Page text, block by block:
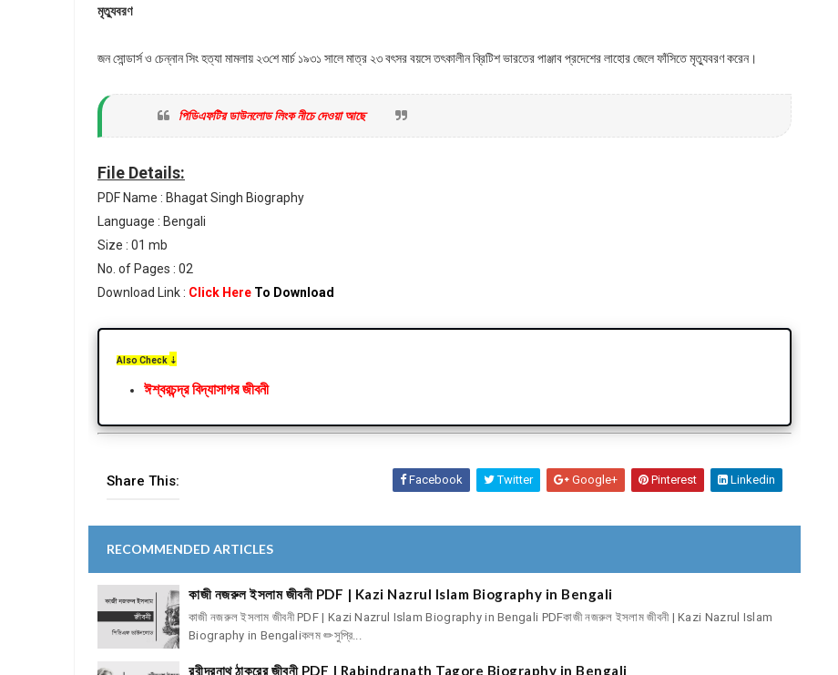
মৃত্যুবরণ
জন সোন্ডার্স ও চেন্নান সিং হত্যা মামলায় ২৩শে মার্চ ১৯৩১ সালে মাত্র ২৩ বৎসর বয়সে তৎকালীন ব্রিটিশ ভারতের পাঞ্জাব প্রদেশের লাহোর জেলে ফাঁসিতে মৃত্যুবরণ করেন।
পিডিএফটির ডাউনলোড লিংক নীচে দেওয়া আছে
File Details:
PDF Name : Bhagat Singh Biography
Language : Bengali
Size : 01 mb
No. of Pages : 02
Download Link : Click Here To Download
Also Check ⇣
ঈশ্বরচন্দ্র বিদ্যাসাগর জীবনী
Share This: Facebook Twitter Google+ Pinterest Linkedin
RECOMMENDED ARTICLES
কাজী নজরুল ইসলাম জীবনী PDF | Kazi Nazrul Islam Biography in Bengali
কাজী নজরুল ইসলাম জীবনী PDF | Kazi Nazrul Islam Biography in Bengali PDFকাজী নজরুল ইসলাম জীবনী | Kazi Nazrul Islam
Biography in Bengaliকলম ✏সুপ্রি...
রবীন্দ্রনাথ ঠাকুরের জীবনী PDF | Rabindranath Tagore Biography in Bengali